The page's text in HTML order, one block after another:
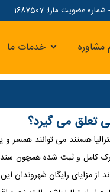
مارا: 1687507
مشاوره خدمات ما
تعلق می گیرد؟
استرالیا هستند می توانند
کامل و ثبت شده همچون
مزایای رایگان شهروندان